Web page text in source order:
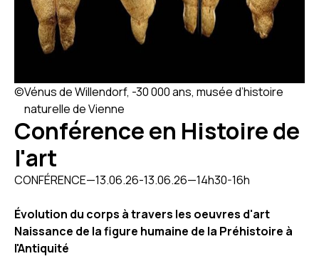
©Vénus de Willendorf, -30 000 ans, musée d’histoire
naturelle de Vienne
Conférence en Histoire de
l'art
CONFÉRENCE—13.06.26-13.06.26—14h30-16h
Évolution du corps à travers les oeuvres d'art
Naissance de la figure humaine de la Préhistoire à
l'Antiquité